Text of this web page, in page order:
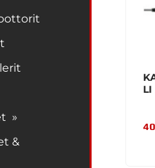
»
&
LI